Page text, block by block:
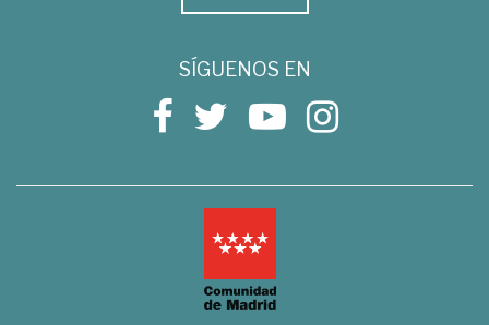
SÍGUENOS EN